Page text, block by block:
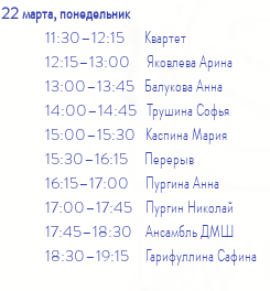
22 марта, понедельник
11:30–12:15 Квартет
12:15–13:00 Яковлева Арина
13:00–13:45 Балукова Анна
14:00–14:45 Трушина Софья
15:00–15:30 Каспина Мария
15:30–16:15 Перерыв
16:15–17:00 Пургина Анна
17:00–17:45 Пургин Николай
17:45–18:30 Ансамбль ДМШ
18:30–19:15 Гарифуллина Сафина